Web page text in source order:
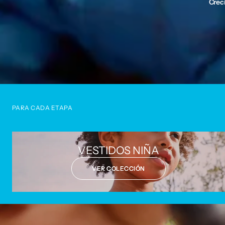
PARA CADA ETAPA
VESTIDOS NIÑA
VER COLECCIÓN